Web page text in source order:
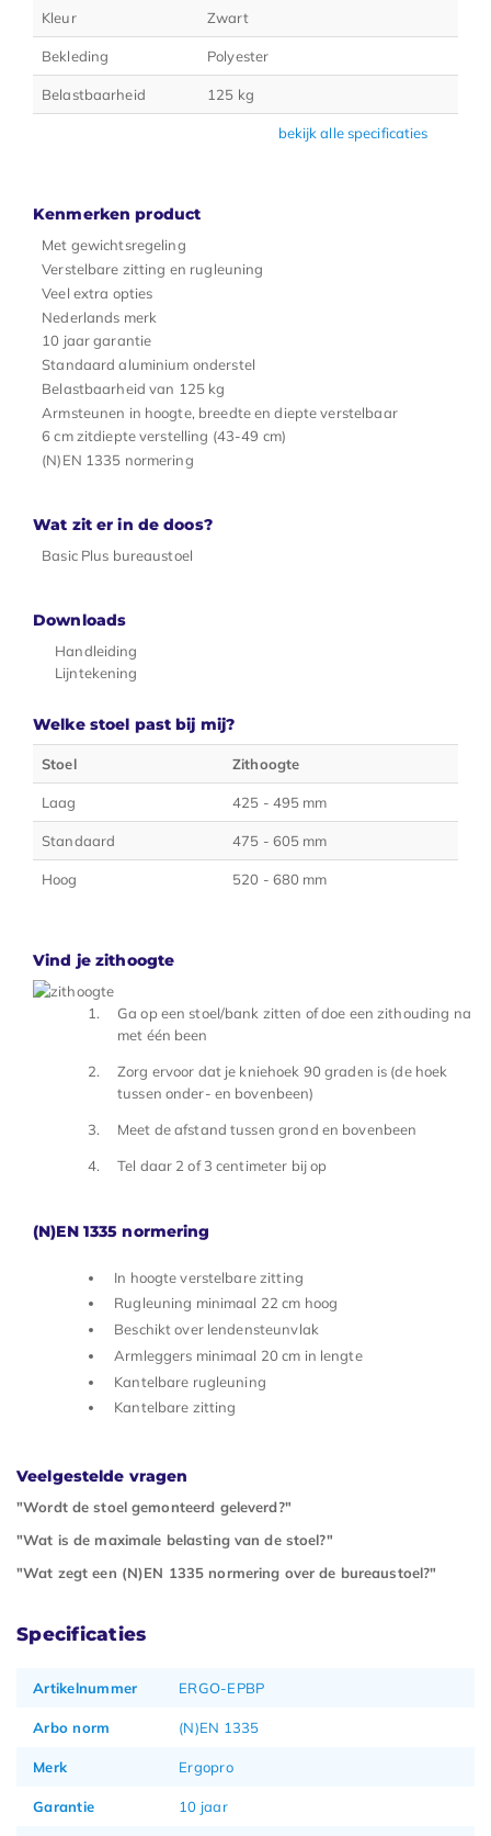
Kleur Zwart
Bekleding Polyester
Belastbaarheid 125 kg
bekijk alle specificaties
Kenmerken product
Met gewichtsregeling
Verstelbare zitting en rugleuning
Veel extra opties
Nederlands merk
10 jaar garantie
Standaard aluminium onderstel
Belastbaarheid van 125 kg
Armsteunen in hoogte, breedte en diepte verstelbaar
6 cm zitdiepte verstelling (43-49 cm)
(N)EN 1335 normering
Wat zit er in de doos?
Basic Plus bureaustoel
Downloads
Handleiding
Lijntekening
Welke stoel past bij mij?
Stoel Zithoogte
Laag 425 - 495 mm
Standaard 475 - 605 mm
Hoog 520 - 680 mm
Vind je zithoogte
Ga op een stoel/bank zitten of doe een zithouding na
met één been
Zorg ervoor dat je kniehoek 90 graden is (de hoek
tussen onder- en bovenbeen)
Meet de afstand tussen grond en bovenbeen
Tel daar 2 of 3 centimeter bij op
(N)EN 1335 normering
In hoogte verstelbare zitting
Rugleuning minimaal 22 cm hoog
Beschikt over lendensteunvlak
Armleggers minimaal 20 cm in lengte
Kantelbare rugleuning
Kantelbare zitting
Veelgestelde vragen
"Wordt de stoel gemonteerd geleverd?"
"Wat is de maximale belasting van de stoel?"
"Wat zegt een (N)EN 1335 normering over de bureaustoel?"
Specificaties
Artikelnummer ERGO-EPBP
Arbo norm (N)EN 1335
Merk Ergopro
Garantie 10 jaar